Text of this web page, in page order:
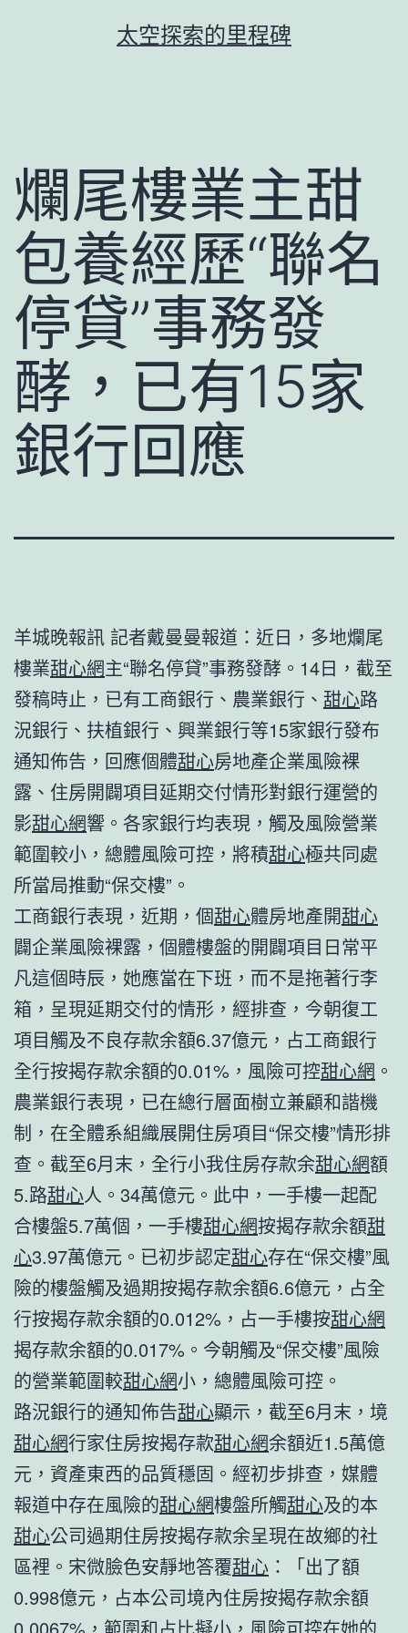
太空探索的里程碑
爛尾樓業主甜
包養經歷“聯名
停貸”事務發
酵，已有15家
銀行回應
羊城晚報訊 記者戴曼曼報道：近日，多地爛尾
樓業甜心網主“聯名停貸”事務發酵。14日，截至
發稿時止，已有工商銀行、農業銀行、 甜心路
況銀行、扶植銀行、興業銀行等15家銀行發布
通知佈告，回應個體甜心房地產企業風險裸
露、住房開闢項目延期交付情形對銀行運營的
影甜心網響。各家銀行均表現，觸及風險營業
範圍較小，總體風險可控，將積甜心極共同處
所當局推動“保交樓”。
工商銀行表現，近期，個甜心體房地產開甜心
闢企業風險裸露，個體樓盤的開闢項目日常平
凡這個時辰，她應當在下班，而不是拖著行李
箱，呈現延期交付的情形，經排查，今朝復工
項目觸及不良存款余額6.37億元，占工商銀行
全行按揭存款余額的0.01%，風險可控甜心網 。
農業銀行表現，已在總行層面樹立兼顧和諧機
制，在全體系組織展開住房項目“保交樓”情形排
查。截至6月末，全行小我住房存款余甜心網額
5.路甜心人。34萬億元。此中，一手樓一起配
合樓盤5.7萬個，一手樓甜心網按揭存款余額甜
心3.97萬億元。已初步認定甜心存在“保交樓”風
險的樓盤觸及過期按揭存款余額6.6億元，占全
行按揭存款余額的0.012%，占一手樓按甜心網
揭存款余額的0.017%。今朝觸及“保交樓”風險
的營業範圍較甜心網小，總體風險可控。
路況銀行的通知佈告甜心顯示，截至6月末，境
甜心網行家住房按揭存款甜心網余額近1.5萬億
元，資產東西的品質穩固。經初步排查，媒體
報道中存在風險的甜心網樓盤所觸甜心及的本
甜心公司過期住房按揭存款余呈現在故鄉的社
區裡。宋微臉色安靜地答覆甜心 ：「出了額
0.998億元，占本公司境內住房按揭存款余額
0.0067%，範圍和占比擬小，風險可控在她的